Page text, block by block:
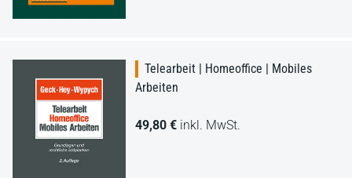
Telearbeit | Homeoffice | Mobiles
Arbeiten
49,80 € inkl. MwSt.